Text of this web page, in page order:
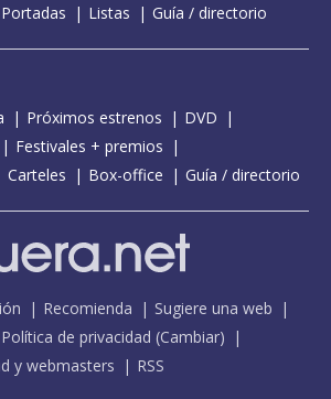
Portadas Listas Guía / directorio
Próximos estrenos
DVD
Festivales + premios
Carteles Box-office Guía / directorio
Recomienda
Sugiere una web
Política de privacidad (Cambiar)
y webmasters RSS